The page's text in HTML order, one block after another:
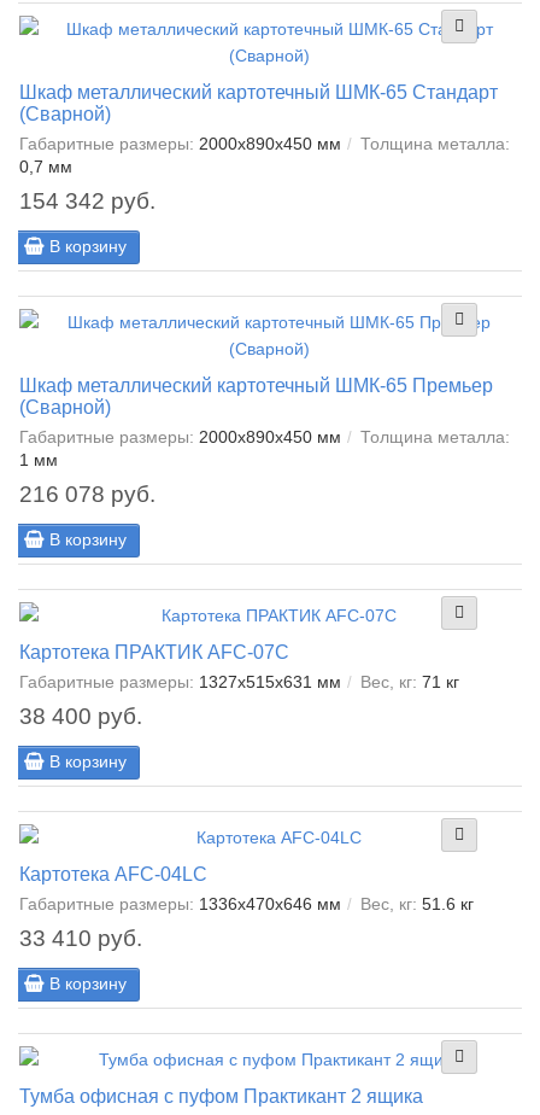
Шкаф металлический картотечный ШМК-65 Стандарт
(Сварной)
Габаритные размеры: 2000x890x450 мм
Толщина металла:
0,7 мм
154 342 руб.
В корзину
Шкаф металлический картотечный ШМК-65 Премьер
(Сварной)
Габаритные размеры: 2000x890x450 мм
Толщина металла:
1 мм
216 078 руб.
В корзину
Картотека ПРАКТИК AFC-07C
Габаритные размеры: 1327x515x631 мм Вес, кг: 71 кг
38 400 руб.
В корзину
Картотека AFC-04LC
Габаритные размеры: 1336x470x646 мм Вес, кг: 51.6 кг
33 410 руб.
В корзину
Тумба офисная с пуфом Практикант 2 ящика